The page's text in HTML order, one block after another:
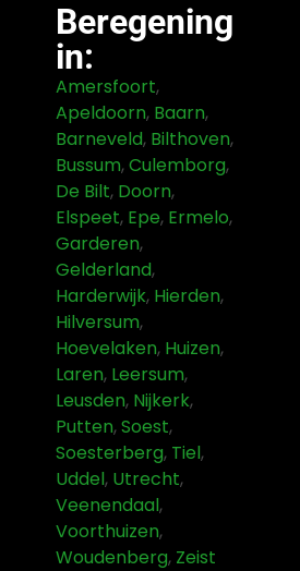
Beregening
in:
Amersfoort,
Apeldoorn, Baarn,
Barneveld, Bilthoven,
Bussum,Culemborg,
De Bilt, Doorn,
Elspeet, Epe, Ermelo,
Garderen,
Gelderland,
Harderwijk, Hierden,
Hilversum,
Hoevelaken, Huizen,
Laren, Leersum,
Leusden, Nijkerk,
Putten,Soest,
Soesterberg, Tiel,
Uddel, Utrecht,
Veenendaal,
Voorthuizen,
Woudenberg, Zeist